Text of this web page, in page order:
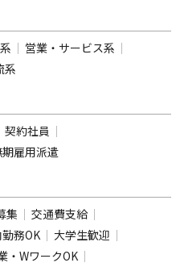
フルタイム歓迎
土日休み
寮・社宅あり
営業・サービス系
系
契約社員
期雇用派遣
集
交通費支給
務OK
大学生歓迎
・WワークOK